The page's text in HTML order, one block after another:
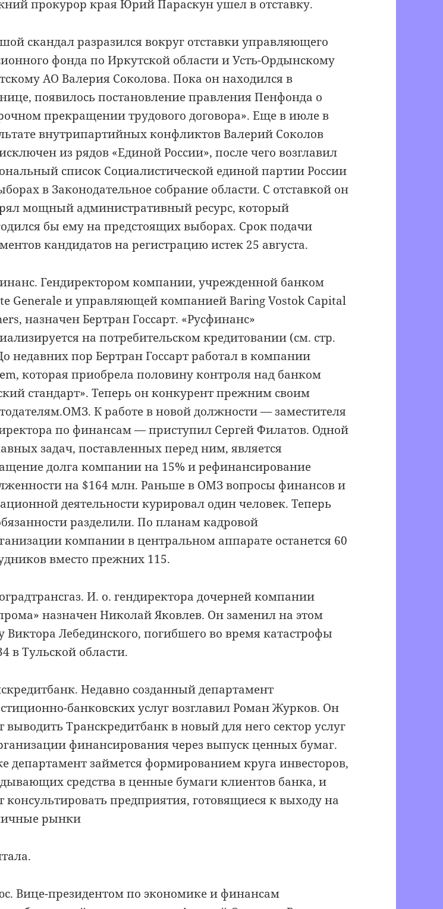
прокурор края Юрий Параскун ушел в отставку.
скандал разразился вокруг отставки управляющего
фонда по Иркутской области и Усть-Ордынскому
АО Валерия Соколова. Пока он находился в
появилось постановление правления Пенфонда о
прекращении трудового договора». Еще в июле в
внутрипартийных конфликтов Валерий Соколов
из рядов «Единой России», после чего возглавил
список Социалистической единой партии России
в Законодательное собрание области. С отставкой он
мощный административный ресурс, который
бы ему на предстоящих выборах. Срок подачи
кандидатов на регистрацию истек 25 августа.
Гендиректором компании, учрежденной банком
Generale и управляющей компанией Baring Vostok Capital
назначен Бертран Госсарт. «Русфинанс»
на потребительском кредитовании (см. стр.
недавних пор Бертран Госсарт работал в компании
которая приобрела половину контроля над банком
стандарт». Теперь он конкурент прежним своим
К работе в новой должности — заместителя
по финансам — приступил Сергей Филатов. Одной
задач, поставленных перед ним, является
долга компании на 15% и рефинансирование
на $164 млн. Раньше в ОМЗ вопросы финансов и
деятельности курировал один человек. Теперь
разделили. По планам кадровой
компании в центральном аппарате останется 60
вместо прежних 115.
И. о. гендиректора дочерней компании
назначен Николай Яковлев. Он заменил на этом
Виктора Лебединского, погибшего во время катастрофы
в Тульской области.
Недавно созданный департамент
банковских услуг возглавил Роман Журков. Он
выводить Транскредитбанк в новый для него сектор услуг
финансирования через выпуск ценных бумаг.
департамент займется формированием круга инвесторов,
средства в ценные бумаги клиентов банка, и
консультировать предприятия, готовящиеся к выходу на
рынки
Вице-президентом по экономике и финансам